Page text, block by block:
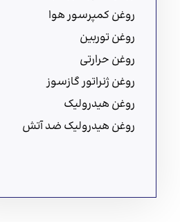
روغن توربین
روغن حرارتی
روغن ژنراتور گازسوز
روغن کمپرسور هوا
روغن هیدرولیک
روغن هیدرولیک ضد آتش